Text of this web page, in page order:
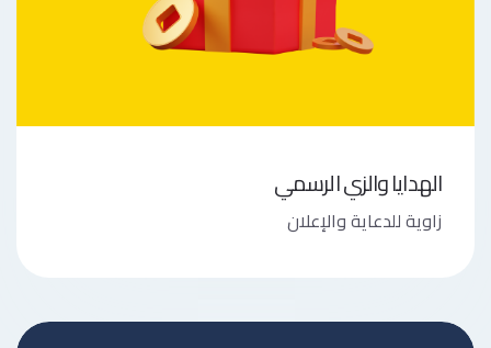
الهدايا والزي الرسمي
زاوية للدعاية والإعلان